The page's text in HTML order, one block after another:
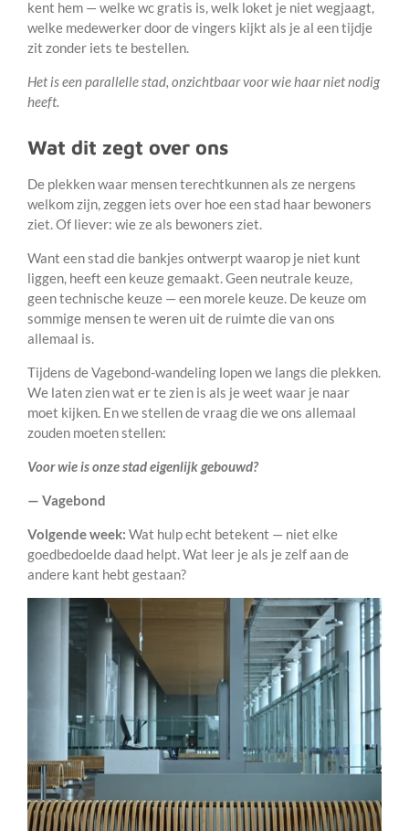
kent hem — welke wc gratis is, welk loket je niet wegjaagt,
welke medewerker door de vingers kijkt als je al een tijdje
zit zonder iets te bestellen.
Het is een parallelle stad, onzichtbaar voor wie haar niet nodig
heeft.
Wat dit zegt over ons
De plekken waar mensen terechtkunnen als ze nergens
welkom zijn, zeggen iets over hoe een stad haar bewoners
ziet. Of liever: wie ze als bewoners ziet.
Want een stad die bankjes ontwerpt waarop je niet kunt
liggen, heeft een keuze gemaakt. Geen neutrale keuze,
geen technische keuze — een morele keuze. De keuze om
sommige mensen te weren uit de ruimte die van ons
allemaal is.
Tijdens de Vagebond-wandeling lopen we langs die plekken.
We laten zien wat er te zien is als je weet waar je naar
moet kijken. En we stellen de vraag die we ons allemaal
zouden moeten stellen:
Voor wie is onze stad eigenlijk gebouwd?
— Vagebond
Volgende week: Wat hulp echt betekent — niet elke
goedbedoelde daad helpt. Wat leer je als je zelf aan de
andere kant hebt gestaan?